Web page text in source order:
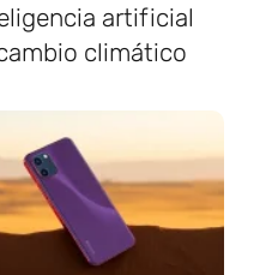
artificial
climático